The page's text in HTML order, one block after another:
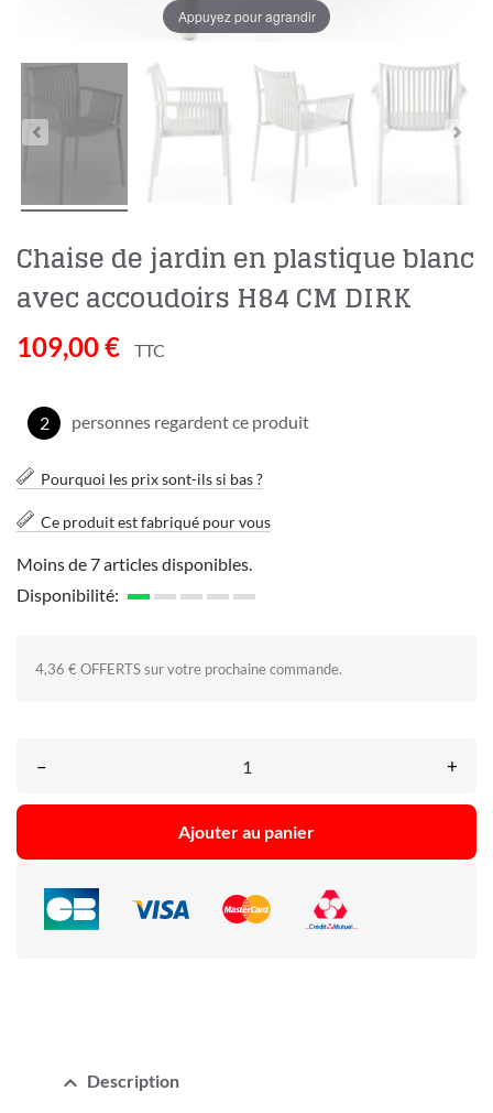
Appuyez pour agrandir
Chaise de jardin en plastique blanc
avec accoudoirs H84 CM DIRK
109,00 € TTC
2 personnes regardent ce produit
Pourquoi les prix sont-ils si bas ?
Ce produit est fabriqué pour vous
Moins de 7 articles disponibles.
Disponibilité:
4,36 € OFFERTS sur votre prochaine commande.
– +
Ajouter au panier
expand_less Description